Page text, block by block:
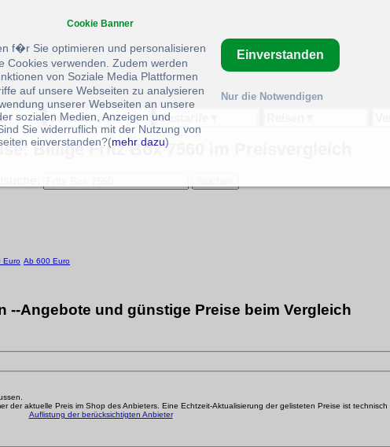
▼ Stromtarife▼ Gastarife
Billige Fritz Box 7560 im Preisvergleich
Euro Ab 600 Euro
--Angebote und günstige Preise beim Vergleich
der aktuelle Preis im Shop des Anbieters. Eine Echtzeit-Aktualisierung der gelisteten Preise ist technisch
Auflistung der berücksichtigten Anbieter
Cookie Banner
f�r Sie optimieren und personalisieren
verwenden. Zudem werden
von Soziale Media Plattformen
auf unsere Webseiten zu analysieren
unserer Webseiten an unsere
sozialen Medien, Anzeigen und
Sie widerruflich mit der Nutzung von
einverstanden?(mehr dazu)
Einverstanden
Nur die Notwendigen